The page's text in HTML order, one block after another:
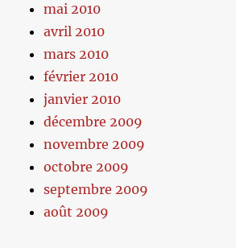
mai 2010
avril 2010
mars 2010
février 2010
janvier 2010
décembre 2009
novembre 2009
octobre 2009
septembre 2009
août 2009